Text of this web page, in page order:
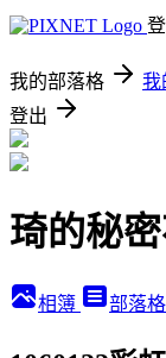
我的部落格 我
登出
琦的秘
相簿 部落格